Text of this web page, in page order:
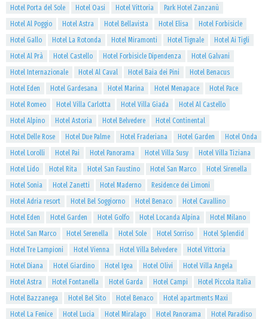
Hotel Porta del Sole
Hotel Oasi Hotel Vittoria
Park Hotel Zanzanù
Hotel Al Poggio
Hotel Astra Hotel Bellavista Hotel Elisa
Hotel Forbisicle
Hotel Gallo
Hotel La Rotonda Hotel Miramonti Hotel Tignale
Hotel Ai Tigli
Hotel Al Prà
Hotel Castello Hotel Forbisicle Dipendenza
Hotel Galvani
Hotel Internazionale
Hotel Al Caval Hotel Baia dei Pini
Hotel Benacus
Hotel Eden
Hotel Gardesana Hotel Marina Hotel Menapace
Hotel Pace
Hotel Romeo
Hotel Villa Carlotta Hotel Villa Giada
Hotel Al Castello
Hotel Alpino
Hotel Astoria Hotel Belvedere
Hotel Continental
Hotel Delle Rose
Hotel Due Palme Hotel Fraderiana Hotel Garden
Hotel Onda
Hotel Lorolli
Hotel Pai Hotel Panorama Hotel Villa Susy
Hotel Villa Tiziana
Hotel Lido
Hotel Rita Hotel San Faustino Hotel San Marco
Hotel Sirenella
Hotel Sonia
Hotel Zanetti Hotel Maderno
Residence dei Limoni
Hotel Adria resort
Hotel Bel Soggiorno Hotel Benaco
Hotel Cavallino
Hotel Eden
Hotel Garden Hotel Golfo Hotel Locanda Alpina
Hotel Milano
Hotel San Marco
Hotel Serenella Hotel Sole Hotel Sorriso
Hotel Splendid
Hotel Tre Lampioni
Hotel Vienna Hotel Villa Belvedere
Hotel Vittoria
Hotel Diana
Hotel Giardino Hotel Igea Hotel Olivi
Hotel Villa Angela
Hotel Astra
Hotel Fontanella Hotel Garda Hotel Campi
Hotel Piccola Italia
Hotel Bazzanega
Hotel Bel Sito Hotel Benaco
Hotel apartments Maxi
Hotel La Fenice
Hotel Lucia Hotel Miralago Hotel Panorama
Hotel Paradiso